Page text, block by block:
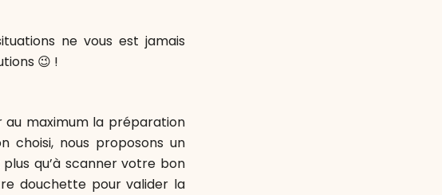
ne vous est jamais
😉 !
au maximum la préparation
choisi, nous proposons un
qu’à scanner votre bon
douchette pour valider la